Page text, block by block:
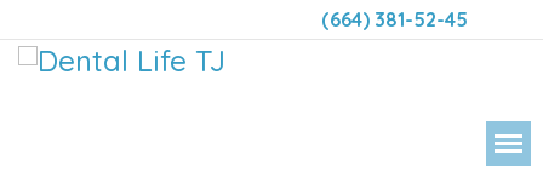
(664) 381-52-45